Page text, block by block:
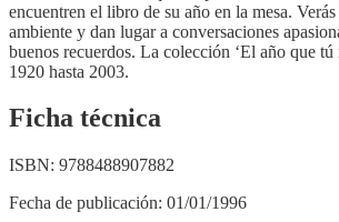
encuentren el libro de su año en la mesa.
ambiente y dan lugar a conversaciones
buenos recuerdos. La colección ‘El año que tú
1920 hasta 2003.
Ficha técnica
ISBN: 9788488907882
Fecha de publicación: 01/01/1996